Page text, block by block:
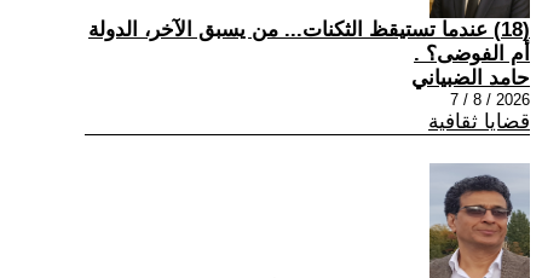
(18) عندما تستيقظ الثكنات... من يسبق الآخر، الدولة
أم الفوضى؟ .
حامد الضبياني
2026 / 8 / 7
قضايا ثقافية